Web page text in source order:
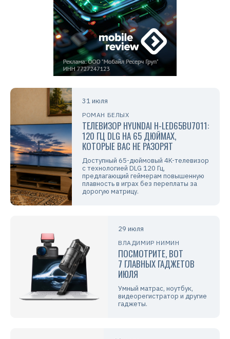
31 июля
РОМАН БЕЛЫХ
ТЕЛЕВИЗОР HYUNDAI H-LED65BU7011:
120 ГЦ DLG НА 65 ДЮЙМАХ,
КОТОРЫЕ ВАС НЕ РАЗОРЯТ
Доступный 65-дюймовый 4K-телевизор
с технологией DLG 120 Гц,
предлагающий геймерам повышенную
плавность в играх без переплаты за
дорогую матрицу.
29 июля
ВЛАДИМИР НИМИН
ПОСМОТРИТЕ, ВОТ
7 ГЛАВНЫХ ГАДЖЕТОВ
ИЮЛЯ
Умный матрас, ноутбук,
видеорегистратор и другие
гаджеты.